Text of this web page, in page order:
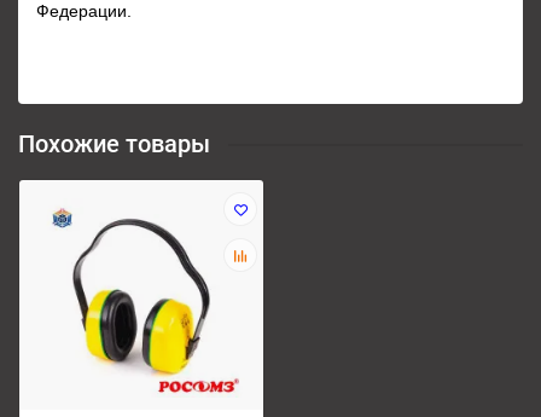
Федерации.
Похожие товары